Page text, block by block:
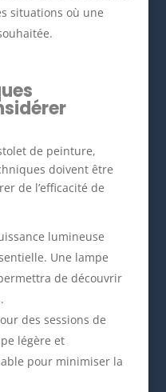
situations où une
de peinture,
doivent être
de l’efficacité de
lumineuse
Une lampe
de découvrir
des sessions de
légère et
pour minimiser la